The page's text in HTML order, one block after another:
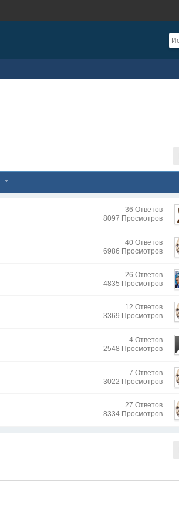
36 Ответов
8097 Просмотров
40 Ответов
6986 Просмотров
26 Ответов
4835 Просмотров
12 Ответов
3369 Просмотров
4 Ответов
2548 Просмотров
7 Ответов
3022 Просмотров
27 Ответов
8334 Просмотров